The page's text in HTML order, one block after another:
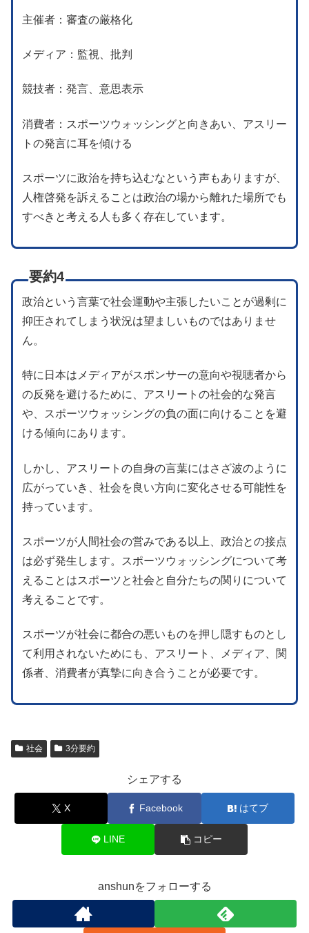
主催者：審査の厳格化
メディア：監視、批判
競技者：発言、意思表示
消費者：スポーツウォッシングと向きあい、アスリー
トの発言に耳を傾ける
スポーツに政治を持ち込むなという声もありますが、
人権啓発を訴えることは政治の場から離れた場所でも
すべきと考える人も多く存在しています。
要約4
政治という言葉で社会運動や主張したいことが過剰に
抑圧されてしまう状況は望ましいものではありませ
ん。
特に日本はメディアがスポンサーの意向や視聴者から
の反発を避けるために、アスリートの社会的な発言
や、スポーツウォッシングの負の面に向けることを避
ける傾向にあります。
しかし、アスリートの自身の言葉にはさざ波のように
広がっていき、社会を良い方向に変化させる可能性を
持っています。
スポーツが人間社会の営みである以上、政治との接点
は必ず発生します。スポーツウォッシングについて考
えることはスポーツと社会と自分たちの関りについて
考えることです。
スポーツが社会に都合の悪いものを押し隠すものとし
て利用されないためにも、アスリート、メディア、関
係者、消費者が真摯に向き合うことが必要です。
社会 3分要約
シェアする
X Facebook はてブ
LINE コピー
anshunをフォローする